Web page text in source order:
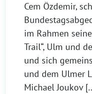
Cem Özdemir,
im Rahmen
Trail“, Ulm und
und sich
und dem Ulmer
Michael Joukov